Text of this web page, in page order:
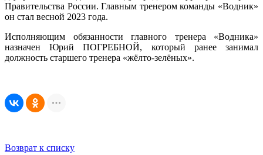
Правительства России. Главным тренером команды «Водник»
он стал весной 2023 года.
Исполняющим обязанности главного тренера «Водника»
назначен Юрий ПОГРЕБНОЙ, который ранее занимал
должность старшего тренера «жёлто-зелёных».
Возврат к списку